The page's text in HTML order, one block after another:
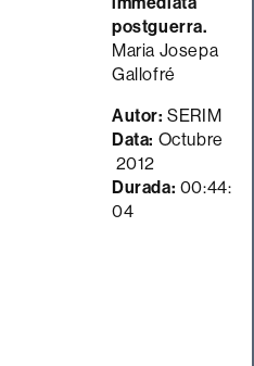
postguerra.
Maria Josepa
Gallofré
Autor:SERIM
Data: Octubre
2012
Durada: 00:44:
04